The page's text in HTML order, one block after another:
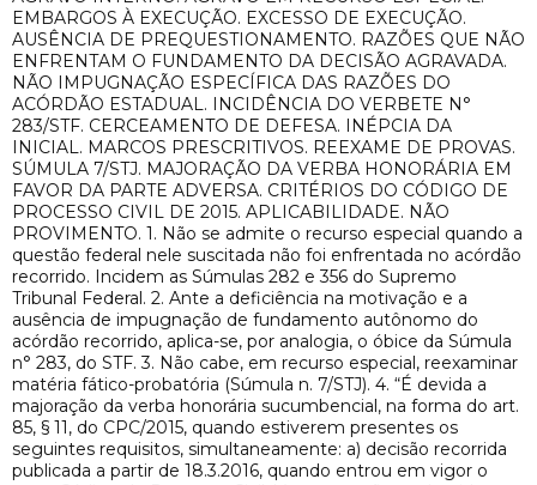
EMBARGOS À EXECUÇÃO. EXCESSO DE EXECUÇÃO.
AUSÊNCIA DE PREQUESTIONAMENTO. RAZÕES QUE NÃO
ENFRENTAM O FUNDAMENTO DA DECISÃO AGRAVADA.
NÃO IMPUGNAÇÃO ESPECÍFICA DAS RAZÕES DO
ACÓRDÃO ESTADUAL. INCIDÊNCIA DO VERBETE N°
283/STF. CERCEAMENTO DE DEFESA. INÉPCIA DA
INICIAL. MARCOS PRESCRITIVOS. REEXAME DE PROVAS.
SÚMULA 7/STJ. MAJORAÇÃO DA VERBA HONORÁRIA EM
FAVOR DA PARTE ADVERSA. CRITÉRIOS DO CÓDIGO DE
PROCESSO CIVIL DE 2015. APLICABILIDADE. NÃO
PROVIMENTO. 1. Não se admite o recurso especial quando a
questão federal nele suscitada não foi enfrentada no acórdão
recorrido. Incidem as Súmulas 282 e 356 do Supremo
Tribunal Federal. 2. Ante a deficiência na motivação e a
ausência de impugnação de fundamento autônomo do
acórdão recorrido, aplica-se, por analogia, o óbice da Súmula
n° 283, do STF. 3. Não cabe, em recurso especial, reexaminar
matéria fático-probatória (Súmula n. 7/STJ). 4. “É devida a
majoração da verba honorária sucumbencial, na forma do art.
85, § 11, do CPC/2015, quando estiverem presentes os
seguintes requisitos, simultaneamente: a) decisão recorrida
publicada a partir de 18.3.2016, quando entrou em vigor o